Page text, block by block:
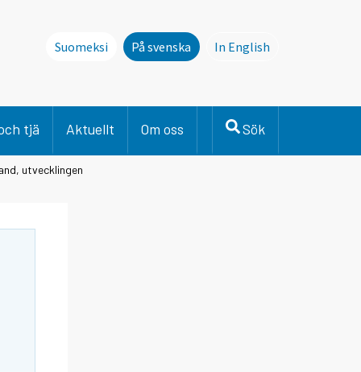
Suomeksi På svenska
In English
tjä Aktuellt Om oss Sök
utvecklingen